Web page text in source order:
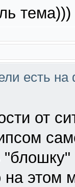
тема)))
есть
от
"блошку"
на этом